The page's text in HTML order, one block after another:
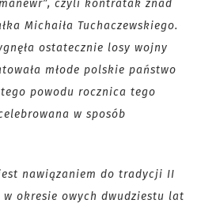
czyli kontratak znad
Michaiła Tuchaczewskiego.
ostatecznie losy wojny
młode polskie państwo
powodu rocznica tego
w sposób
nawiązaniem do tradycji II
w okresie owych dwudziestu lat